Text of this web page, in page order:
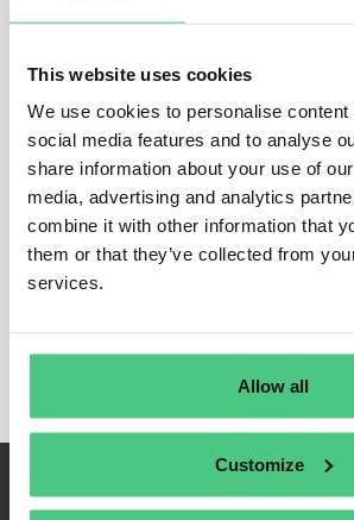
This website uses cookies
We use cookies to personalise
social media features and to analyse
share information about your use of
media, advertising and analytics
combine it with other information that
them or that they’ve collected from
services.
Allow all
Customize
Anteil derInvestitionsausgaben (CapEx)
Taxonomiefähig und-konform
Anteil der
Betriebsausgaben (OpEx)
Der Berechnung dieser KPIs muss
gewidmet werden. Bei der Berechnung der
Unternehmen auch daran denken, dieselben
Rechnungslegungsgrundsätze zu